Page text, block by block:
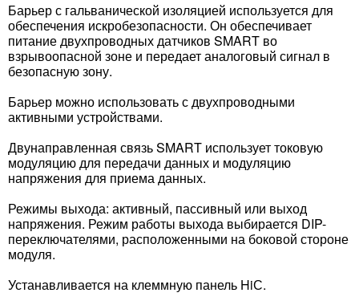
Барьер с гальванической изоляцией используется для
обеспечения искробезопасности. Он обеспечивает
питание двухпроводных датчиков SMART во
взрывоопасной зоне и передает аналоговый сигнал в
безопасную зону.
Барьер можно использовать с двухпроводными
активными устройствами.
Двунаправленная связь SMART использует токовую
модуляцию для передачи данных и модуляцию
напряжения для приема данных.
Режимы выхода: активный, пассивный или выход
напряжения. Режим работы выхода выбирается DIP-
переключателями, расположенными на боковой стороне
модуля.
Устанавливается на клеммную панель HiС.